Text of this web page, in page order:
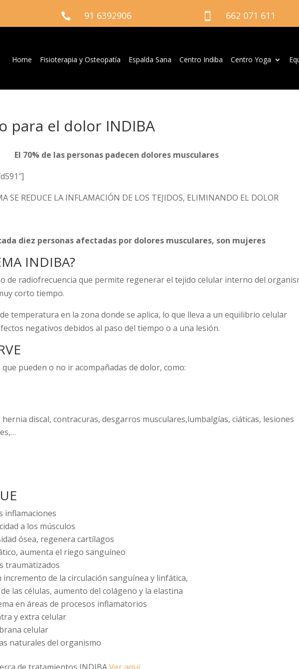
 91 6392906  662 071 611
Home Fisioterapia y Osteopatía Espalda Sana Centro Indiba Centro Yoga
para el dolor INDIBA
El 70% de las personas padecen dolores musculares
SE REDUCE LA INFLAMACIÓN DE LOS TEJIDOS, ELIMINANDO EL DOLOR
diez personas afectadas por dolores musculares, son mujeres
INDIBA?
de radiofrecuencia que permite regenerar el tejido celular interno del
corto tiempo.
temperatura en la zona donde se aplica, lo que lleva a un equilibrio celular
negativos debidos al paso del tiempo o a una lesión.
pueden o no ir acompañadas de dolor, como:
hernia discal, contracuras, desgarros musculares,lumbalgías, ciáticas, lesiones
inflamaciones
a los músculos
ósea, regenera cartílagos
aumenta el riego sanguíneo
traumatizados
incremento de la circulación sanguínea y linfática,
las células, aumento del colágeno y la elastina
en áreas de procesos inflamatorios
y extra celular
celular
naturales del organismo